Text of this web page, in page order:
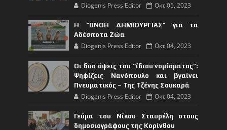
Diogenis Press Editor Οκτ 05, 2023
Η "ΠΝΟΗ ΔΗΜΙΟΥΡΓΙΑΣ" για τα
Αδέσποτα Ζώα
Diogenis Press Editor Οκτ 04, 2023
Οι δυο όψεις του “ίδιου νομίσματος”:
Ψηφίζεις Νανόπουλο και βγαίνει
Πνευματικός – Της Τζένης Σουκαρά
Diogenis Press Editor Οκτ 04, 2023
Γεύμα του Νίκου Σταυρέλη στους
δημοσιογράφους της Κορίνθου